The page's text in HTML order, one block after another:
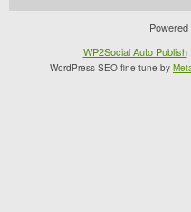
Powered
WP2Social Auto Publish
WordPress SEO fine-tune by